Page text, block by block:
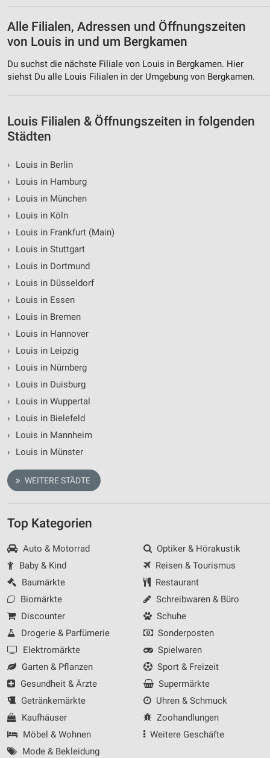
Alle Filialen, Adressen und Öffnungszeiten
von Louis in und um Bergkamen
Du suchst die nächste Filiale von Louis in Bergkamen. Hier
siehst Du alle Louis Filialen in der Umgebung von Bergkamen.
Louis Filialen & Öffnungszeiten in folgenden
Städten
›
Louis in Berlin
›
Louis in Hamburg
›
Louis in München
›
Louis in Köln
›
Louis in Frankfurt (Main)
›
Louis in Stuttgart
›
Louis in Dortmund
›
Louis in Düsseldorf
›
Louis in Essen
›
Louis in Bremen
›
Louis in Hannover
›
Louis in Leipzig
›
Louis in Nürnberg
›
Louis in Duisburg
›
Louis in Wuppertal
›
Louis in Bielefeld
›
Louis in Mannheim
›
Louis in Münster
WEITERE STÄDTE
Top Kategorien
Auto & Motorrad
Baby & Kind
Baumärkte
Biomärkte
Discounter
Drogerie & Parfümerie
Elektromärkte
Garten & Pflanzen
Gesundheit & Ärzte
Getränkemärkte
Kaufhäuser
Möbel & Wohnen
Mode & Bekleidung
Optiker & Hörakustik
Reisen & Tourismus
Restaurant
Schreibwaren & Büro
Schuhe
Sonderposten
Spielwaren
Sport & Freizeit
Supermärkte
Uhren & Schmuck
Zoohandlungen
Weitere Geschäfte
von Inhalten
Verwendung von Profilen zur Auswahl
Messung der Werbeleistung
Analyse von Zielgruppen durch Statistiken oder
Kombinationen von Daten aus verschiedenen
Entwicklung und Verbesserung der Angebote
Verwendung reduzierter Daten zur Auswahl von
Inhalten
IAB-Besonderheiten:
Verwendung genauer Standortdaten
Informationen identifizieren
Nicht-IAB-Verarbeitungszwecke:
Notwendig
Performance
Funktional
Werbung